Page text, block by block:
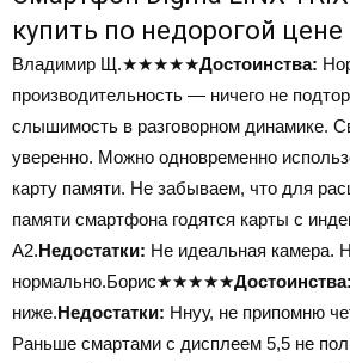
купить по недорогой цене
Владимир Щ.★★★★★Достоинства:
производительность — ничего не
слышимость в разговорном динамике.
уверенно. Можно одновременно
карту памяти. Не забываем, что для
памяти смартфона годятся карты с
А2.Недостатки: Не идеальная камера.
нормально.Борис★★★★★Достоинства:
ниже.Недостатки: Ннуу, не припомню
Раньше смартами с дисплеем 5,5 не